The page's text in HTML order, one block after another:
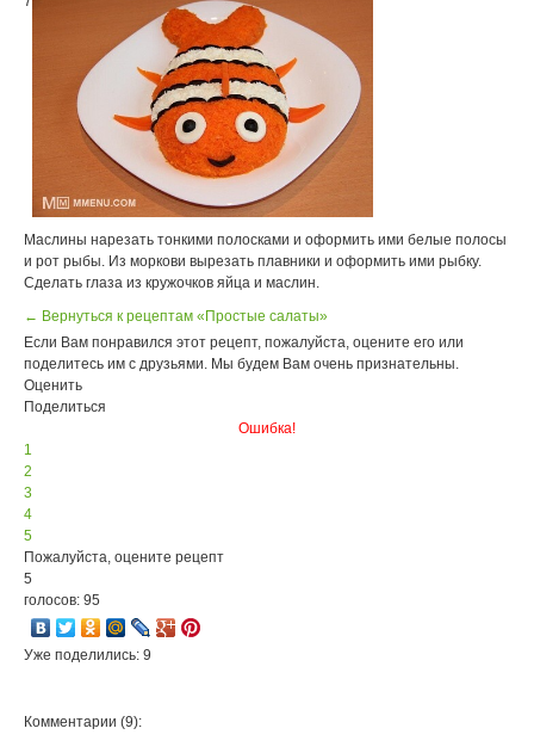
Маслины нарезать тонкими полосками и оформить ими белые полосы
и рот рыбы. Из моркови вырезать плавники и оформить ими рыбку.
Сделать глаза из кружочков яйца и маслин.
← Вернуться к рецептам «Простые салаты»
Если Вам понравился этот рецепт, пожалуйста, оцените его или
поделитесь им с друзьями. Мы будем Вам очень признательны.
Оценить
Поделиться
Ошибка!
1
2
3
4
5
Пожалуйста, оцените рецепт
5
голосов: 95
Уже поделились: 9
Комментарии (9):